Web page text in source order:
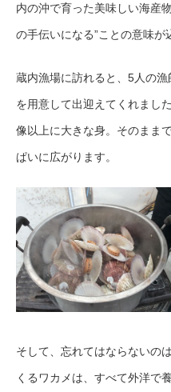
内の沖で育った美味しい海産
の手伝いになる”ことの意味が
蔵内漁場に訪れると、5人の
を用意して出迎えてくれまし
像以上に大きな身。そのまま
ぱいに広がります。
そして、忘れてはならないの
くるワカメは、すべて外洋で